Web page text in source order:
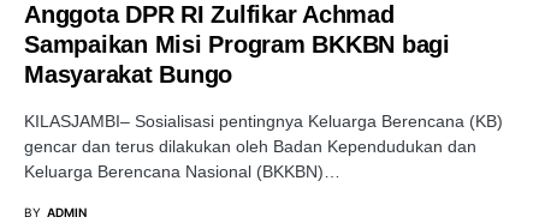
Anggota DPR RI Zulfikar Achmad
Sampaikan Misi Program BKKBN bagi
Masyarakat Bungo
KILASJAMBI– Sosialisasi pentingnya Keluarga Berencana (KB)
gencar dan terus dilakukan oleh Badan Kependudukan dan
Keluarga Berencana Nasional (BKKBN)…
BY ADMIN